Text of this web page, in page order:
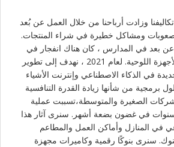
انخفضت تكاليفنا وزادت أرباحنا من خلال العمل عن بُعد
صعوبات ومشاكل خطيرة في شراء المنتجات.
عن بعد في المدارس ، كان هناك انفجار في
الطلب على الأجهزة مثل أجهزة الكمبيوتر المحمولة والطابعات والأجهزة اللوحية. لعام 2021 ، نهدف إلى تطوير
في الذكاء الاصطناعي وإنترنت الأشياء
برمجية من شأنها زيادة القدرة التنافسية
الصغيرة والمتوسطة،تسببت عملية
في قيام البلدان بإحداث ابتكارات تكنولوجية في غضون 10 سنوات في غضون بضعة أشهر. سنرى آثار هذا
في المنازل وأماكن العمل والمطاعم
سنرى بنوكًا رقمية وكاميرات مجهزة